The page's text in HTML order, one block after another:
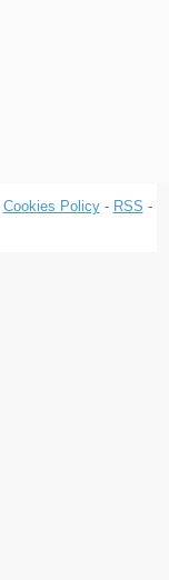
Cookies Policy- RSS -